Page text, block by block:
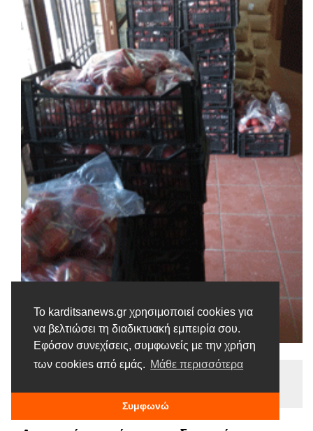
Το karditsanews.gr χρησιμοποιεί cookies για
να βελτιώσει τη διαδικτυακή εμπειρία σου.
Εφόσον συνεχίσεις, συμφωνείς με την χρήση
των cookies από εμάς. Μάθε περισσότερα
Συμφωνώ
Tags | Διανομή Πλαστήρας ΤΕΒΑ